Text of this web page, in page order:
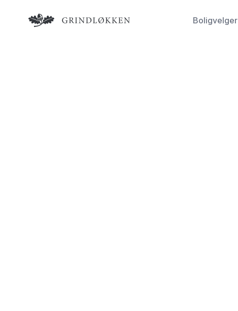
Logo
Boligvelger